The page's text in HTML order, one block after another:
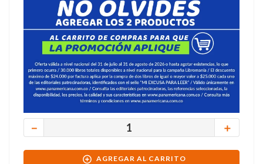
＋
－
AGREGAR AL CARRITO